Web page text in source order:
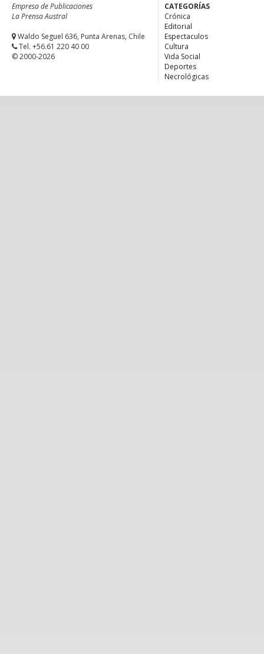
Empresa de Publicaciones
La Prensa Austral
Waldo Seguel 636, Punta Arenas, Chile
Tel. +56.61 220 40 00
© 2000-2026
CATEGORÍAS
Crónica
Editorial
Espectaculos
Cultura
Vida Social
Deportes
Necrológicas